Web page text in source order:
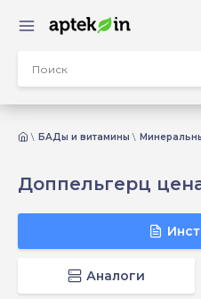
БАДы и витамины
Доппельгерц
Аналоги